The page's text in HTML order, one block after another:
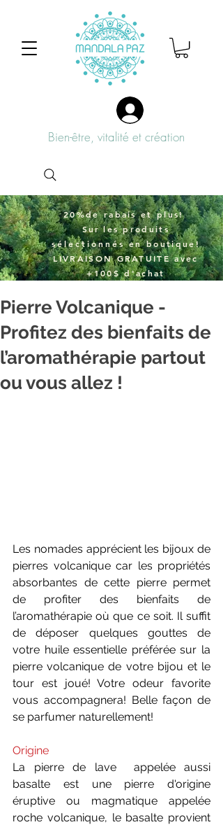
Bien-être, vitalité et création
20%de rabais et plus!
Surles produits
sélectionnésen boutique!
LIVRAISON GRATUITE avec
+100$ d'achat
Pierre Volcanique -
Profitez des bienfaits de
l’aromathérapie partout
ou vous allez !
Les nomades apprécient les bijoux de
pierres volcanique car les propriétés
absorbantes de cette pierre permet
de profiter des bienfaits de
l’aromathérapie où que ce soit. Il suffit
de déposer quelques gouttes de
votre huile essentielle préférée sur la
pierre volcanique de votre bijou et le
tour est joué! Votre odeur favorite
vous accompagnera! Belle façon de
se parfumer naturellement!
Origine
La pierre de lave  appelée aussi
basalte est une pierre d'origine
éruptive ou magmatique appelée
roche volcanique, le basalte provient